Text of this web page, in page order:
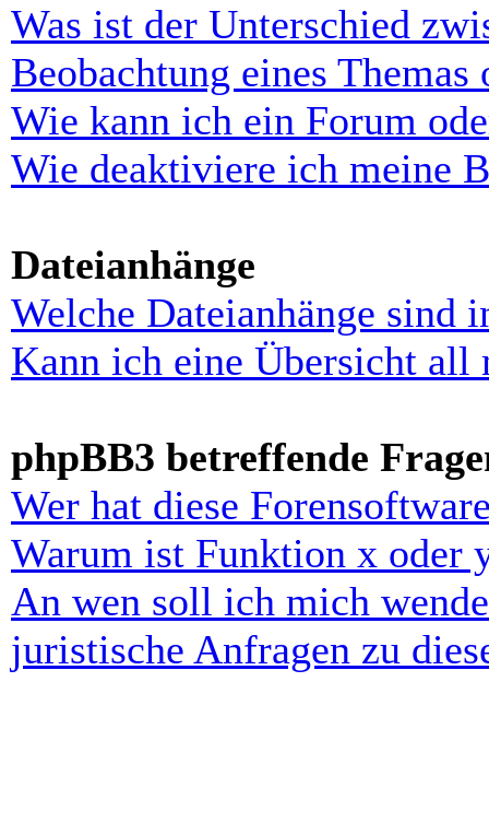
Was ist der Unterschied
Beobachtung eines Themas
Wie kann ich ein Forum
Wie deaktiviere ich meine
Dateianhänge
Welche Dateianhänge sind
Kann ich eine Übersicht all
phpBB3 betreffende
Wer hat diese
Warum ist Funktion x oder
An wen soll ich mich
juristische Anfragen zu